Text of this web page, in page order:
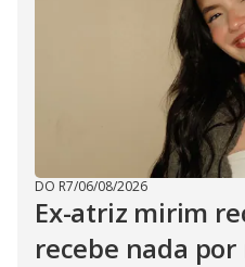
DO R7/06/08/2026
Ex-atriz mirim
recebe nada